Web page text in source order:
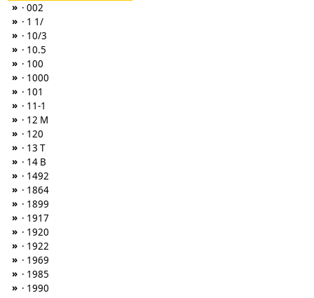
» · 002
» · 1 1/
» · 10/3
» · 10.5
» · 100
» · 1000
» · 101
» · 11-1
» · 12 M
» · 120
» · 13 T
» · 14 B
» · 1492
» · 1864
» · 1899
» · 1917
» · 1920
» · 1922
» · 1969
» · 1985
» · 1990